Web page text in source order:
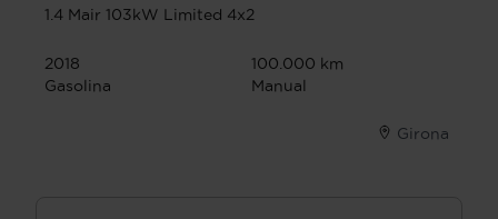
1.4 Mair 103kW Limited 4x2
2018
100.000 km
Gasolina
Manual
Girona